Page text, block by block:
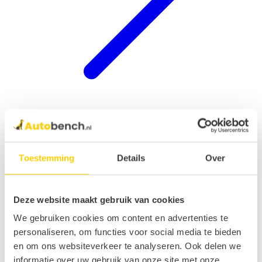
Toestemming Details Over
Deze website maakt gebruik van cookies
We gebruiken cookies om content en advertenties te
personaliseren, om functies voor social media te bieden
en om ons websiteverkeer te analyseren. Ook delen we
informatie over uw gebruik van onze site met onze
Hondenrek auto